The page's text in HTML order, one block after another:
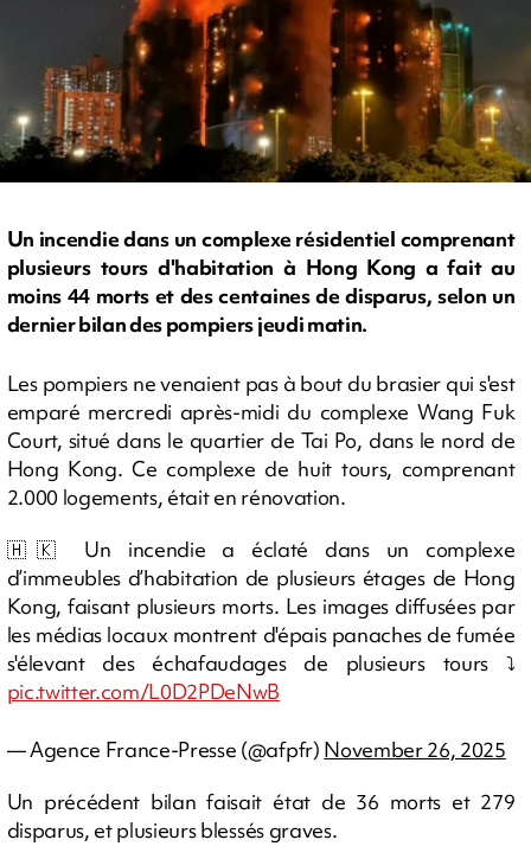
Un incendie dans un complexe résidentiel comprenant
plusieurs tours d'habitation à Hong Kong a fait au
moins 44 morts et des centaines de disparus, selon un
dernier bilan des pompiers jeudi matin.
Les pompiers ne venaient pas à bout du brasier qui s'est
emparé mercredi après-midi du complexe Wang Fuk
Court, situé dans le quartier de Tai Po, dans le nord de
Hong Kong. Ce complexe de huit tours, comprenant
2.000 logements, était en rénovation.
🇭🇰 Un incendie a éclaté dans un complexe
d’immeubles d’habitation de plusieurs étages de Hong
Kong, faisant plusieurs morts. Les images diffusées par
les médias locaux montrent d'épais panaches de fumée
s'élevant des échafaudages de plusieurs tours ⤵️
pic.twitter.com/L0D2PDeNwB
— Agence France-Presse (@afpfr) November 26, 2025
Un précédent bilan faisait état de 36 morts et 279
disparus, et plusieurs blessés graves.